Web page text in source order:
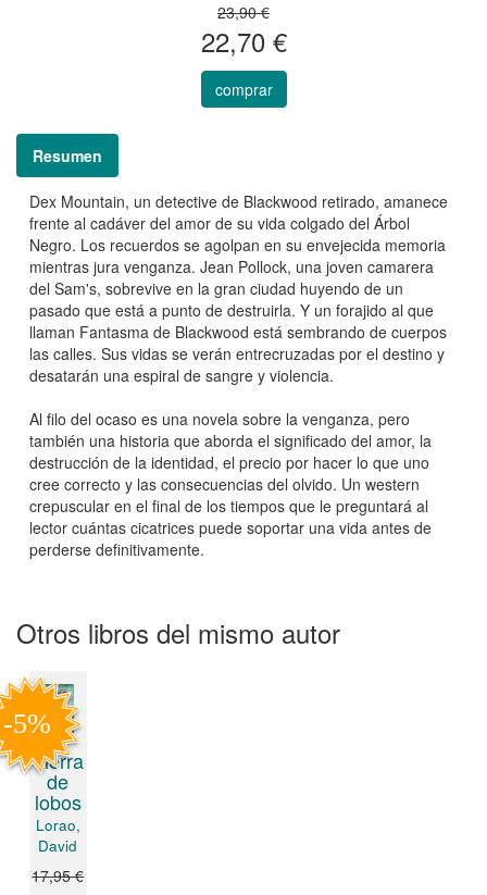
23,90 €
22,70 €
comprar
Resumen
Dex Mountain, un detective de Blackwood retirado, amanece
frente al cadáver del amor de su vida colgado del Árbol
Negro. Los recuerdos se agolpan en su envejecida memoria
mientras jura venganza. Jean Pollock, una joven camarera
del Sam's, sobrevive en la gran ciudad huyendo de un
pasado que está a punto de destruirla. Y un forajido al que
llaman Fantasma de Blackwood está sembrando de cuerpos
las calles. Sus vidas se verán entrecruzadas por el destino y
desatarán una espiral de sangre y violencia.
Al filo del ocaso es una novela sobre la venganza, pero
también una historia que aborda el significado del amor, la
destrucción de la identidad, el precio por hacer lo que uno
cree correcto y las consecuencias del olvido. Un western
crepuscular en el final de los tiempos que le preguntará al
lector cuántas cicatrices puede soportar una vida antes de
perderse definitivamente.
Otros libros del mismo autor
Tierra
de
lobos
Lorao,
David
17,95 €